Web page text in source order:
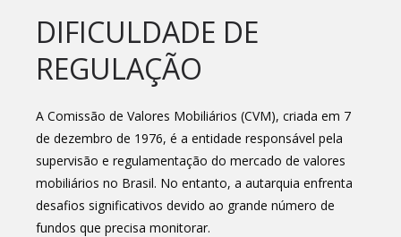
DIFICULDADE DE
REGULAÇÃO
A Comissão de Valores Mobiliários (CVM), criada em 7
de dezembro de 1976, é a entidade responsável pela
supervisão e regulamentação do mercado de valores
mobiliários no Brasil. No entanto, a autarquia enfrenta
desafios significativos devido ao grande número de
fundos que precisa monitorar.